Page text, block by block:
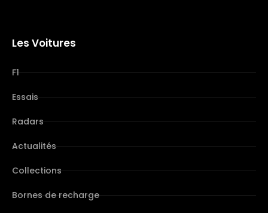
Les Voitures
F1
Essais
Radars
Actualités
Collections
Bornes de recharge